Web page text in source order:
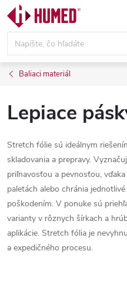
Prejsť
obsah
Baliaci materiál
Lepiace
Stretch fólie sú ideálnym
skladovania a prepravy.
priľnavosťou a pevnosťou,
paletách alebo chránia
poškodením. V ponuke sú
varianty v rôznych šírkach a
aplikácie. Stretch fólia je
a expedičného procesu.